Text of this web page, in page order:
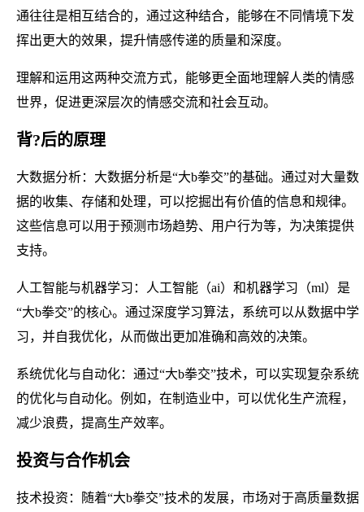
通往往是相互结合的，通过这种结合，能够在不同情境下发
挥出更大的效果，提升情感传递的质量和深度。
理解和运用这两种交流方式，能够更全面地理解人类的情感
世界，促进更深层次的情感交流和社会互动。
背?后的原理
大数据分析：大数据分析是“大b拳交”的基础。通过对大量数
据的收集、存储和处理，可以挖掘出有价值的信息和规律。
这些信息可以用于预测市场趋势、用户行为等，为决策提供
支持。
人工智能与机器学习：人工智能（ai）和机器学习（ml）是
“大b拳交”的核心。通过深度学习算法，系统可以从数据中学
习，并自我优化，从而做出更加准确和高效的决策。
系统优化与自动化：通过“大b拳交”技术，可以实现复杂系统
的优化与自动化。例如，在制造业中，可以优化生产流程，
减少浪费，提高生产效率。
投资与合作机会
技术投资：随着“大b拳交”技术的发展，市场对于高质量数据